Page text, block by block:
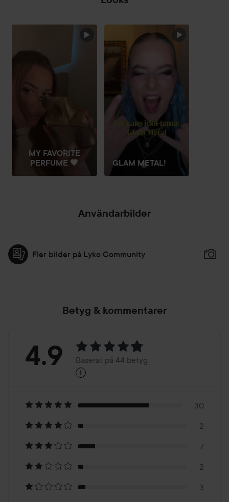
HOPPA ÖVER SEKTIONEN
MY FAVORITE
PERFUME 🤎
GLAM METAL!
Användarbilder
Fler bilder på Lyko Community
Betyg & kommentarer
Betyg:
Baserat
på
44
betyg
4.9 Baserat på 44 betyg
i
30
2
7
2
3